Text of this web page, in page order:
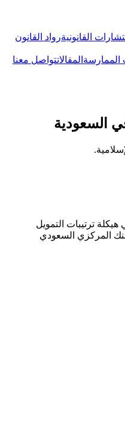
القانونيةرواد القانون
الممارسة المقالاتتواصل معنا
السعودية
ترتيبات التمويل
المركزي السعودي